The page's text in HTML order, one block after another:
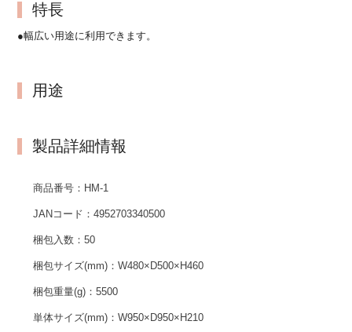
特長
●幅広い用途に利用できます。
用途
製品詳細情報
商品番号： HM-1
JANコード：4952703340500
梱包入数：50
梱包サイズ(mm)：W480×D500×H460
梱包重量(g)：5500
単体サイズ(mm)：W950×D950×H210